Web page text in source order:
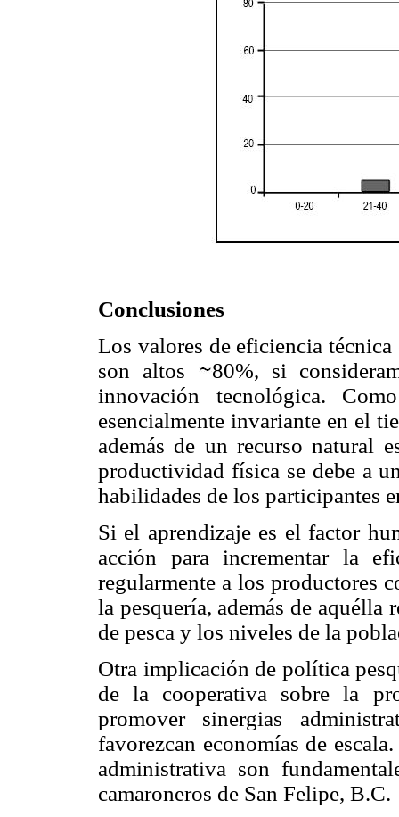
Conclusiones
Los valores de eficiencia
son altos
80%, si
innovación tecnológica.
esencialmente invariante en el
además de un recurso natural
productividad física se debe a
habilidades de los participantes
Si el aprendizaje es el factor
acción para incrementar la
regularmente a los productores
la pesquería, además de aquélla
de pesca y los niveles de la
Otra implicación de política
de la cooperativa sobre la
promover sinergias
favorezcan economías de
administrativa son
camaroneros de San Felipe, B.C.